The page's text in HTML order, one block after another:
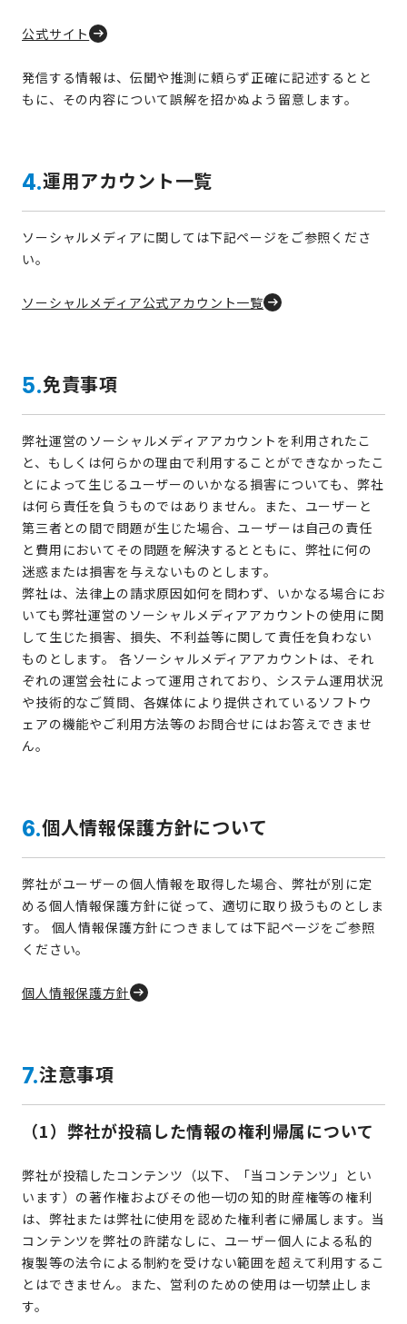
公式サイト
発信する情報は、伝聞や推測に頼らず正確に記述するとと
もに、その内容について誤解を招かぬよう留意します。
4.運用アカウント一覧
ソーシャルメディアに関しては下記ページをご参照くださ
い。
ソーシャルメディア公式アカウント一覧
5.免責事項
弊社運営のソーシャルメディアアカウントを利用されたこ
と、もしくは何らかの理由で利用することができなかったこ
とによって生じるユーザーのいかなる損害についても、弊社
は何ら責任を負うものではありません。また、ユーザーと
第三者との間で問題が生じた場合、ユーザーは自己の責任
と費用においてその問題を解決するとともに、弊社に何の
迷惑または損害を与えないものとします。
弊社は、法律上の請求原因如何を問わず、いかなる場合にお
いても弊社運営のソーシャルメディアアカウントの使用に関
して生じた損害、損失、不利益等に関して責任を負わない
ものとします。 各ソーシャルメディアアカウントは、それ
ぞれの運営会社によって運用されており、システム運用状況
や技術的なご質問、各媒体により提供されているソフトウ
ェアの機能やご利用方法等のお問合せにはお答えできませ
ん。
6.個人情報保護方針について
弊社がユーザーの個人情報を取得した場合、弊社が別に定
める個人情報保護方針に従って、適切に取り扱うものとしま
す。 個人情報保護方針につきましては下記ページをご参照
ください。
個人情報保護方針
7.注意事項
（1） 弊社が投稿した情報の権利帰属について
弊社が投稿したコンテンツ（以下、「当コンテンツ」とい
います）の著作権およびその他一切の知的財産権等の権利
は、弊社または弊社に使用を認めた権利者に帰属します。当
コンテンツを弊社の許諾なしに、ユーザー個人による私的
複製等の法令による制約を受けない範囲を超えて利用するこ
とはできません。また、営利のための使用は一切禁止しま
す。